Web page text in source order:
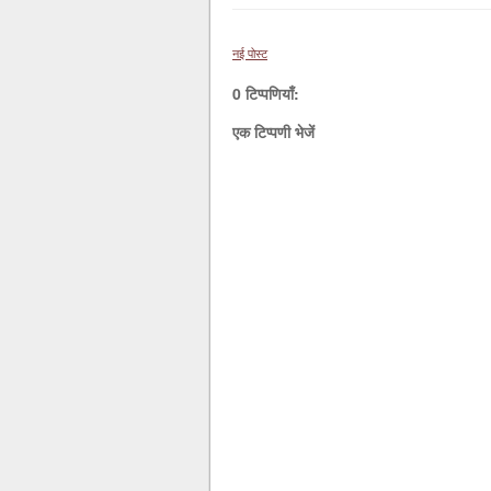
नई पोस्ट
0 टिप्पणियाँ:
एक टिप्पणी भेजें